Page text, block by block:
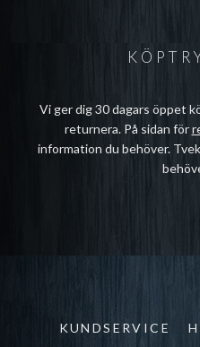
Vi ger dig 30 dagars öppet
returnera. På sidan för
information du behöver.
KUNDSERVICE